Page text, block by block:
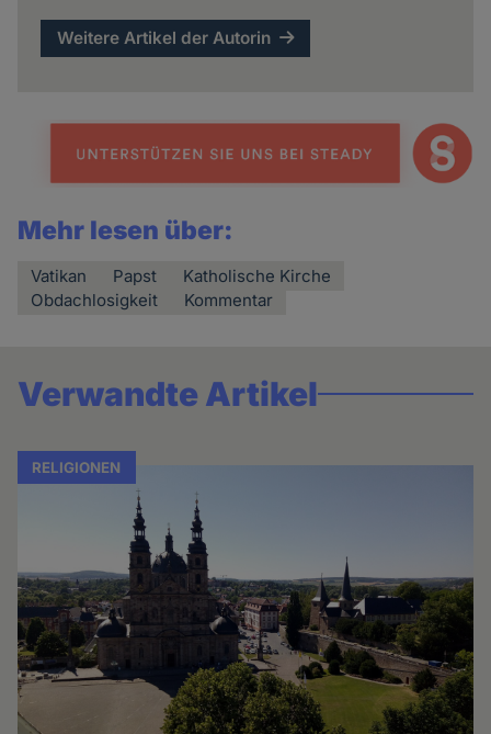
Weitere Artikel der Autorin
Mehr lesen über:
Vatikan Papst
Katholische Kirche
Obdachlosigkeit
Kommentar
Verwandte Artikel
RELIGIONEN